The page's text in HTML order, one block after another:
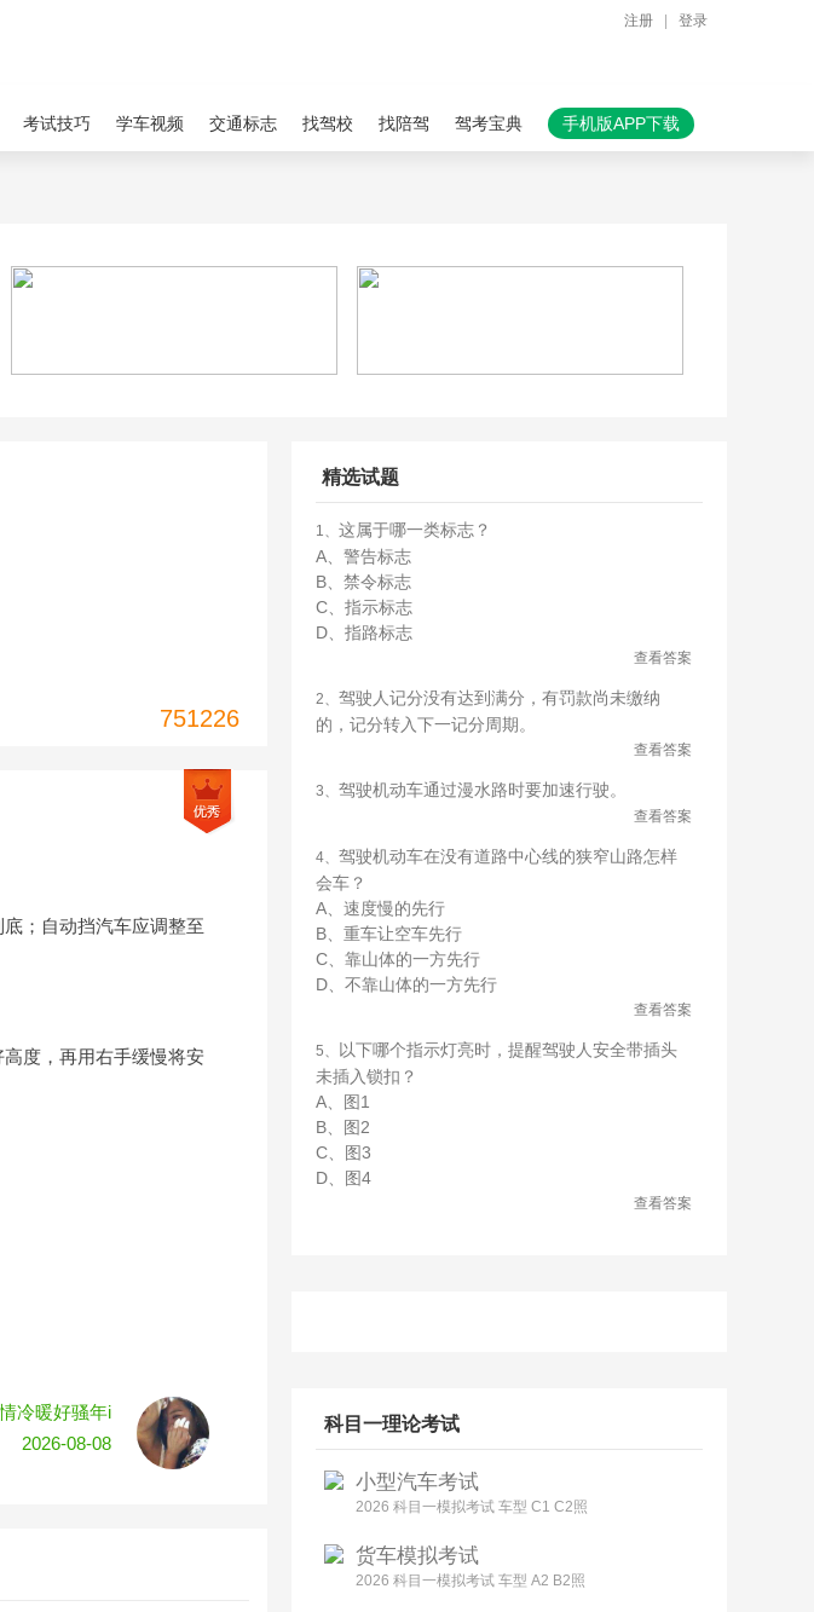
注册 登录
考试技巧 学车视频 交通标志 找驾校 找陪驾 驾考宝典 手机版APP下载
751226
；自动挡汽车应调整至
度，再用右手缓慢将安
冷暖好骚年i
2026-08-08
精选试题
1、 这属于哪一类标志？
A、警告标志
B、禁令标志
C、指示标志
D、指路标志
查看答案
2、 驾驶人记分没有达到满分，有罚款尚未缴纳
的，记分转入下一记分周期。
查看答案
3、 驾驶机动车通过漫水路时要加速行驶。
查看答案
4、 驾驶机动车在没有道路中心线的狭窄山路怎样
会车？
A、速度慢的先行
B、重车让空车先行
C、靠山体的一方先行
D、不靠山体的一方先行
查看答案
5、
以下哪个指示灯亮时，提醒驾驶人安全带插头
未插入锁扣？
A、图1
B、图2
C、图3
D、图4
查看答案
科目一理论考试
小型汽车考试
2026 科目一模拟考试 车型 C1 C2照
货车模拟考试
2026 科目一模拟考试 车型 A2 B2照